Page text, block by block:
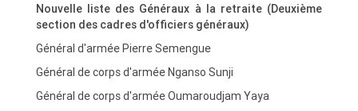
Nouvelle liste des Généraux à la retraite (Deuxième
section des cadres d'officiers généraux)
Général d'armée Pierre Semengue
Général de corps d'armée Nganso Sunji
Général de corps d'armée Oumaroudjam Yaya